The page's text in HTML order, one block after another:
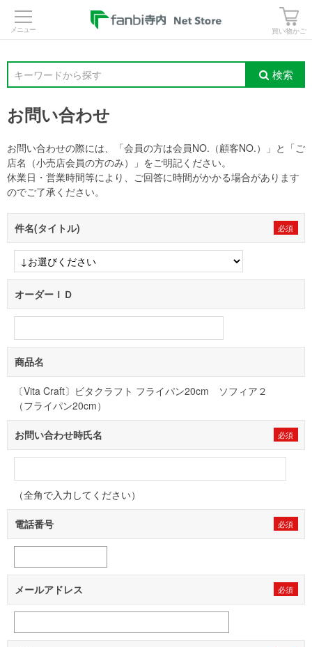
買い物かご
キーワードから探す 検索
お問い合わせ
お問い合わせの際には、「会員の方は会員NO.（顧客NO.）」と「ご
店名（小売店会員の方のみ）」をご明記ください。
休業日・営業時間等により、ご回答に時間がかかる場合があります
のでご了承ください。
件名(タイトル)
オーダーＩＤ
商品名
〔Vita Craft〕ビタクラフト フライパン20cm ソフィア２
（フライパン20cm）
お問い合わせ時氏名
（全角で入力してください）
電話番号
メールアドレス